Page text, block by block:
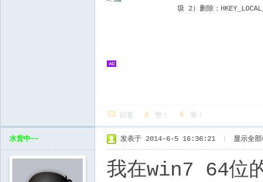
圾 2）删除：
回复 赞！ 靠！
水货中~~ 发表于 2014-6-5 16:36:21 显示全
我在win7 64位